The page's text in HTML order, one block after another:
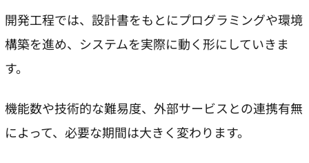
開発工程では、設計書をもとにプログラミングや環境
構築を進め、システムを実際に動く形にしていきま
す。
機能数や技術的な難易度、外部サービスとの連携有無
によって、必要な期間は大きく変わります。